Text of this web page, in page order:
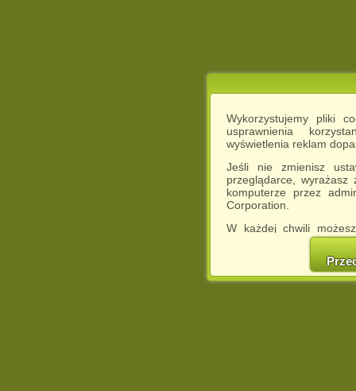
Wykorzystujemy pliki
usprawnienia
wyświetlenia reklam
Jeśli nie zmienisz
przeglądarce,
komputerze przez
Corporation.
W każdej chwili
cookies w swojej
w naszej
http://chomikuj.pl/